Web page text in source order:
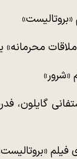
«بروتالیست»
محرمانه»
«شرور»
گایلون،
فیلم